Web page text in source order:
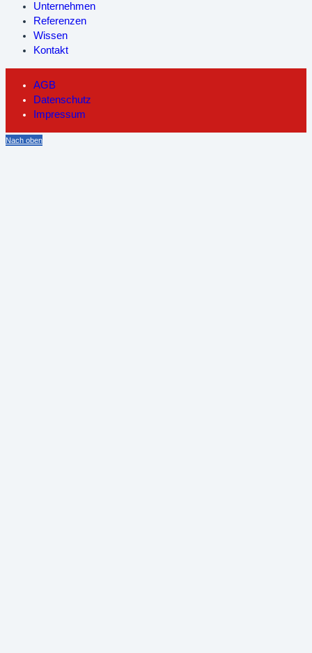
Unternehmen
Referenzen
Wissen
Kontakt
AGB
Datenschutz
Impressum
Nach oben